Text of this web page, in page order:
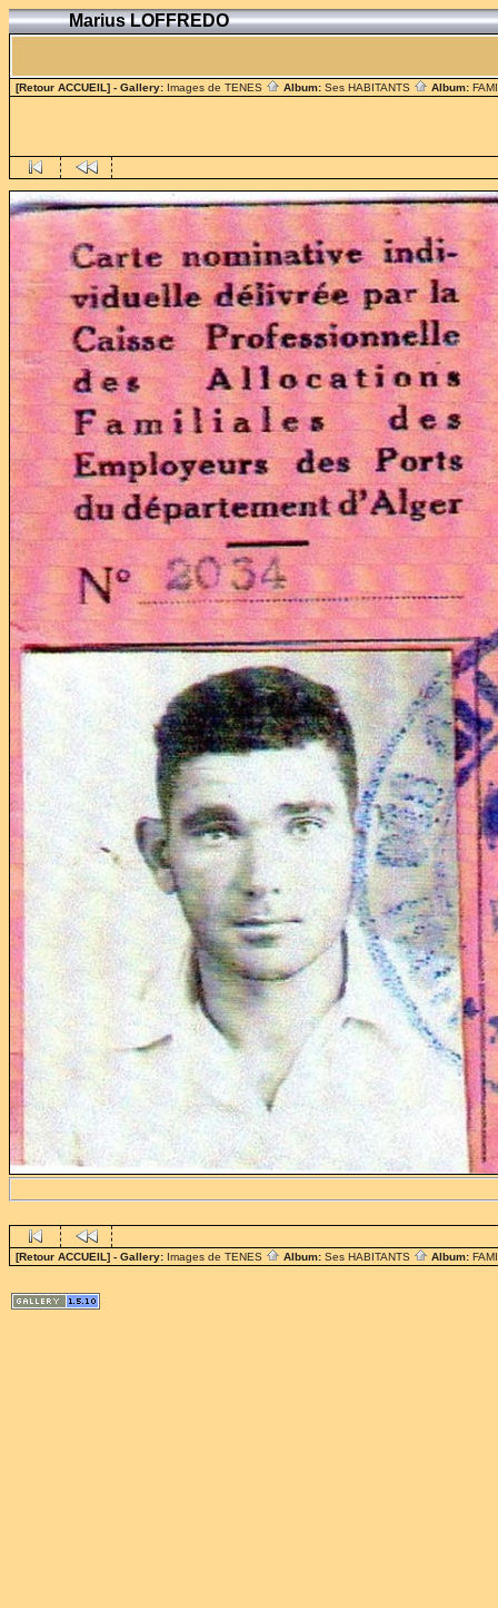
Marius LOFFREDO
[Retour ACCUEIL] - Gallery: Images de TENES Album: Ses HABITANTS Album:
[Retour ACCUEIL] - Gallery: Images de TENES Album: Ses HABITANTS Album: